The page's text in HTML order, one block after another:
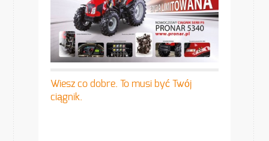
Wiesz co dobre. To musi być Twój
ciągnik.